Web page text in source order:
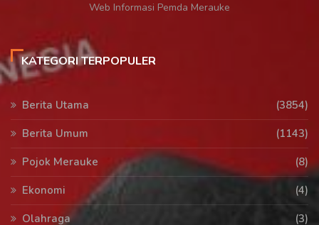
Web Informasi Pemda Merauke
KATEGORI TERPOPULER
Berita Utama
(3854)
Berita Umum
(1143)
Pojok Merauke
(8)
Ekonomi
(4)
Olahraga
(3)